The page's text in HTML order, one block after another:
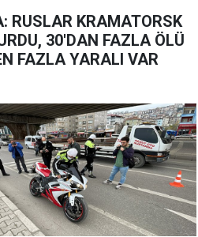
RUSLAR KRAMATORSK
30'DAN FAZLA ÖLÜ
FAZLA YARALI VAR